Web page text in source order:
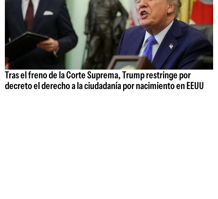
Tras el freno de la Corte Suprema, Trump restringe por
decreto el derecho a la ciudadanía por nacimiento en EEUU